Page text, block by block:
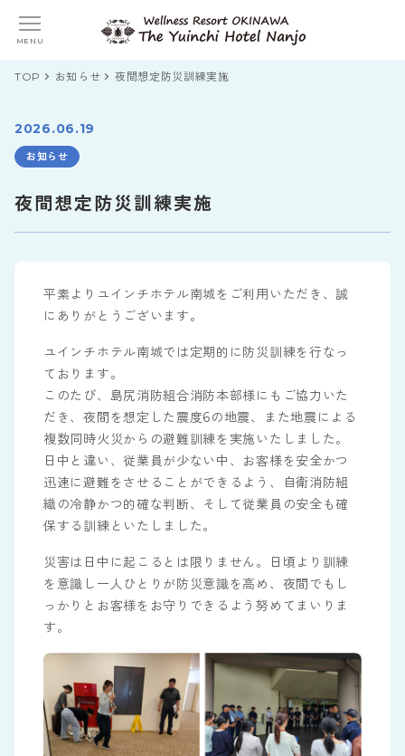
MENU
TOP お知らせ 夜間想定防災訓練実施
2026.06.19
お知らせ
夜間想定防災訓練実施
平素よりユインチホテル南城をご利用いただき、誠
にありがとうございます。
ユインチホテル南城では定期的に防災訓練を行なっ
ております。
このたび、島尻消防組合消防本部様にもご協力いた
だき、夜間を想定した震度6の地震、また地震による
複数同時火災からの避難訓練を実施いたしました。
日中と違い、従業員が少ない中、お客様を安全かつ
迅速に避難をさせることができるよう、自衛消防組
織の冷静かつ的確な判断、そして従業員の安全も確
保する訓練といたしました。
災害は日中に起こるとは限りません。日頃より訓練
を意識し一人ひとりが防災意識を高め、夜間でもし
っかりとお客様をお守りできるよう努めてまいりま
す。